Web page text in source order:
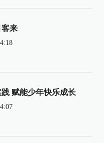
来
赋能少年快乐成长